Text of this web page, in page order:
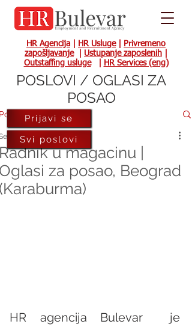
HR Agencija HR Usluge|
Privremeno
zapošljavanje| Ustupanje zaposlenih
Outstaffing usluge| HR Services (eng)
u magacinu |
za posao, Beograd
5, 2022
HR agencija Bulevar  je
Prijavi se
Svi poslovi
POSLOVI / OGLASI ZA
POSAO